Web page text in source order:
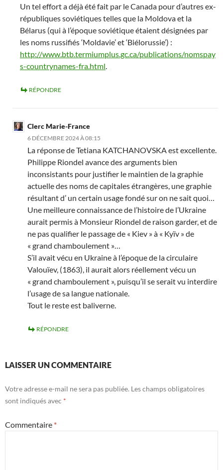
Un tel effort a déjà été fait par le Canada pour d’autres ex-
républiques soviétiques telles que la Moldova et la
Bélarus (qui à l’époque soviétique étaient désignées par
les noms russifiés ‘Moldavie’ et ‘Biélorussie’) :
http://www.btb.termiumplus.gc.ca/publications/nomspay
s-countrynames-fra.html.
RÉPONDRE
Clerc Marie-France
6 DÉCEMBRE 2024 À 08:15
La réponse de Tetiana KATCHANOVSKA est excellente.
Philippe Riondel avance des arguments bien
inconsistants pour justifier le maintien de la graphie
actuelle des noms de capitales étrangères, une graphie
résultant d’ un certain usage fondé sur on ne sait quoi…
Une meilleure connaissance de l’histoire de l’Ukraine
aurait permis à Monsieur Riondel de raison garder, et de
ne pas qualifier le passage de « Kiev » à « Kyïv » de
« grand chamboulement »…
S’il avait vécu en Ukraine à l’époque de la circulaire
Valouïev, (1863), il aurait alors réellement vécu un
« grand chamboulement », puisqu’il se serait vu interdire
l’usage de sa langue nationale.
Tout le reste est baliverne.
RÉPONDRE
LAISSER UN COMMENTAIRE
Votre adresse e-mail ne sera pas publiée. Les champs obligatoires
sont indiqués avec *
Commentaire *